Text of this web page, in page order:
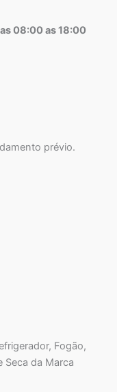
08:00 as 18:00
prévio.
Fogão,
Seca da Marca